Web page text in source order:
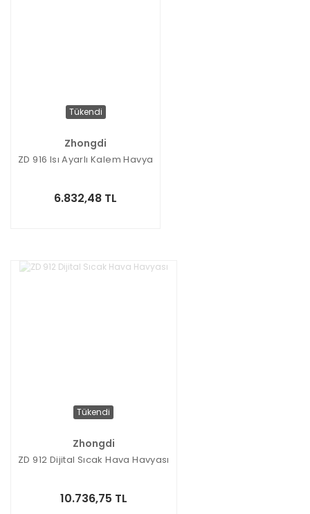
Tükendi
Zhongdi
ZD 916 Isı Ayarlı Kalem Havya
6.832,48 TL
Tükendi
Zhongdi
ZD 912 Dijital Sıcak Hava Havyası
10.736,75 TL